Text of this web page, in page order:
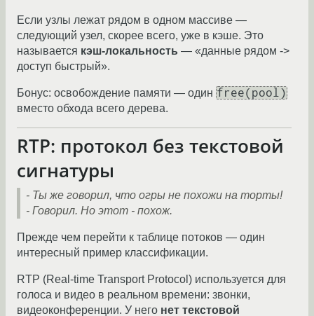
Если узлы лежат рядом в одном массиве —
следующий узел, скорее всего, уже в кэше. Это
называется кэш-локальность — «данные рядом ->
доступ быстрый».
Бонус: освобождение памяти — один free(pool)
вместо обхода всего дерева.
RTP: протокол без текстовой
сигнатуры
- Ты же говорил, что огры не похожи на торты!
- Говорил. Но этот - похож.
Прежде чем перейти к таблице потоков — один
интересный пример классификации.
RTP (Real-time Transport Protocol) используется для
голоса и видео в реальном времени: звонки,
видеоконференции. У него нет текстовой